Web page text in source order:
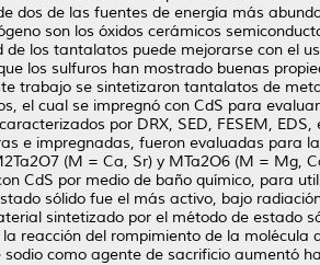
dos de las fuentes de energía más
son los óxidos cerámicos
los tantalatos puede mejorarse con el
los sulfuros han mostrado buenas
trabajo se sintetizaron tantalatos de
el cual se impregnó con CdS para
por DRX, SED, FESEM,
e impregnadas, fueron evaluadas para
(M = Ca, Sr) y MTa2O6 (M = Mg,
CdS por medio de baño químico, para
sólido fue el más activo, bajo
sintetizado por el método de estado
reacción del rompimiento de la
como agente de sacrificio aumentó